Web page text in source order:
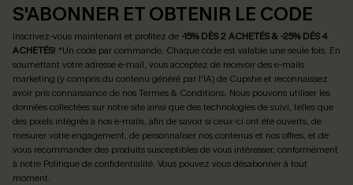
S'ABONNER ET OBTENIR LE CODE
Inscrivez-vous maintenant et profitez de -15% DÈS 2 ACHETÉS & -25% DÈS 4
ACHETÉS! *Un code par commande. Chaque code est valable une seule fois. En
soumettant votre adresse e-mail, vous acceptez de recevoir des e-mails
marketing (y compris du contenu généré par l'IA) de Cupshe et reconnaissez
avoir pris connaissance de nosTermes & Conditions. Nous pouvons utiliser les
données collectées sur notre site ainsi que des technologies de suivi, telles que
des pixels intégrés à nos e-mails, afin de savoir si ceux-ci ont été ouverts, de
mesurer votre engagement, de personnaliser nos contenus et nos offres, et de
vous recommander des produits susceptibles de vous intéresser, conformément
à notre Politique de confidentialité. Vous pouvez vous désabonner à tout
moment.